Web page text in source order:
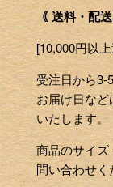
｟ 送料・配
[10,000円以
受注日から3-
お届け日な
いたします。
商品のサイ
問い合わせく